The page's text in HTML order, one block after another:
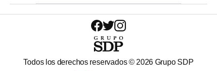
Todos los derechos reservados © 2026 Grupo SDP